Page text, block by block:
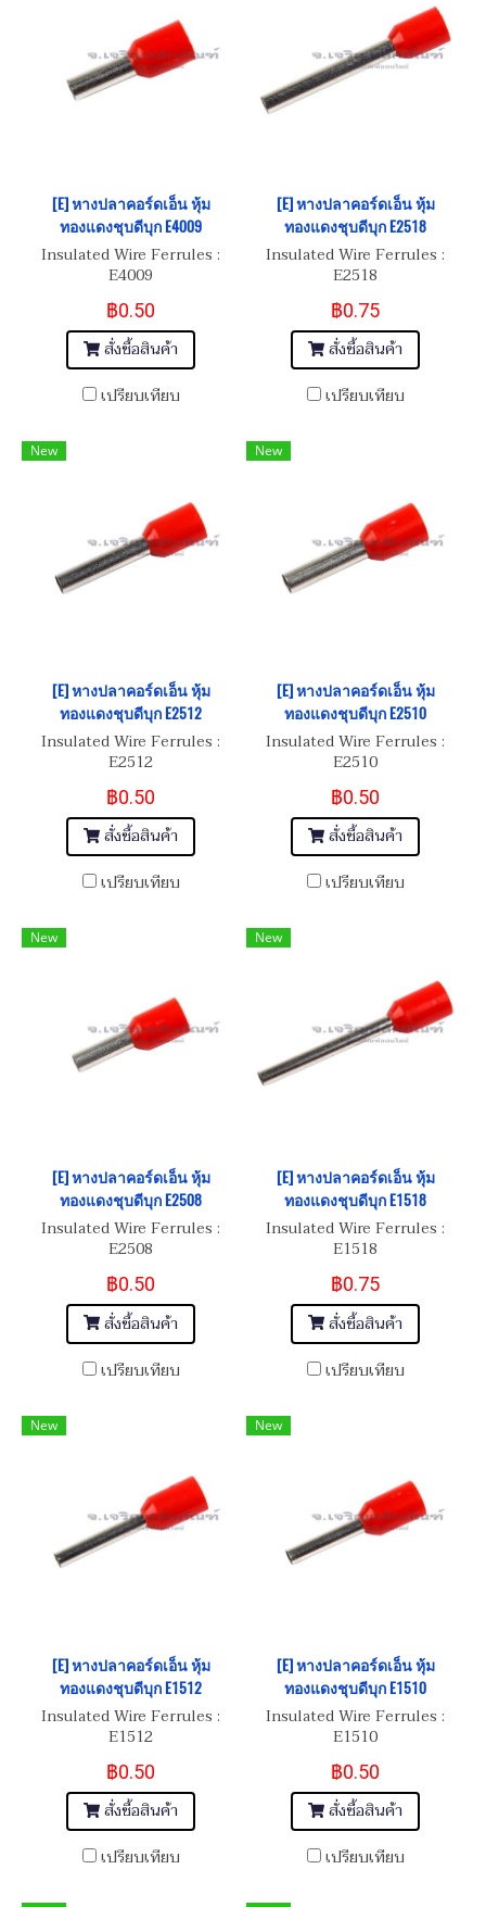
[E] หางปลาคอร์ดเอ็น หุ้ม
ทองแดงชุบดีบุก E4009
Insulated Wire Ferrules :
E4009
฿0.50
สั่งซื้อสินค้า
เปรียบเทียบ
[E] หางปลาคอร์ดเอ็น หุ้ม
ทองแดงชุบดีบุก E2518
Insulated Wire Ferrules :
E2518
฿0.75
สั่งซื้อสินค้า
เปรียบเทียบ
New
[E] หางปลาคอร์ดเอ็น หุ้ม
ทองแดงชุบดีบุก E2512
Insulated Wire Ferrules :
E2512
฿0.50
สั่งซื้อสินค้า
เปรียบเทียบ
New
[E] หางปลาคอร์ดเอ็น หุ้ม
ทองแดงชุบดีบุก E2510
Insulated Wire Ferrules :
E2510
฿0.50
สั่งซื้อสินค้า
เปรียบเทียบ
New
[E] หางปลาคอร์ดเอ็น หุ้ม
ทองแดงชุบดีบุก E2508
Insulated Wire Ferrules :
E2508
฿0.50
สั่งซื้อสินค้า
เปรียบเทียบ
New
[E] หางปลาคอร์ดเอ็น หุ้ม
ทองแดงชุบดีบุก E1518
Insulated Wire Ferrules :
E1518
฿0.75
สั่งซื้อสินค้า
เปรียบเทียบ
New
[E] หางปลาคอร์ดเอ็น หุ้ม
ทองแดงชุบดีบุก E1512
Insulated Wire Ferrules :
E1512
฿0.50
สั่งซื้อสินค้า
เปรียบเทียบ
New
[E] หางปลาคอร์ดเอ็น หุ้ม
ทองแดงชุบดีบุก E1510
Insulated Wire Ferrules :
E1510
฿0.50
สั่งซื้อสินค้า
เปรียบเทียบ